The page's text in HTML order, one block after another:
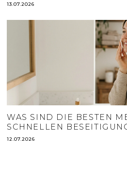
13.07.2026
WAS SIND DIE BESTEN
SCHNELLEN
12.07.2026